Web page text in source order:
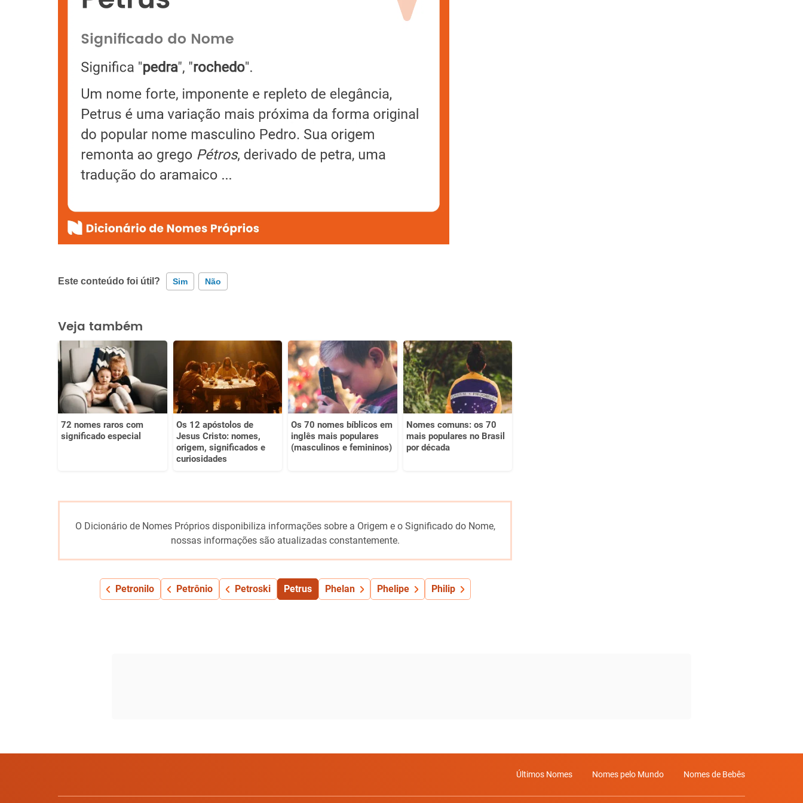
Este conteúdo foi útil? Sim Não
Este conteúdo contém informação incorreta
Este conteúdo não tem a informação que procuro
Outro
Veja também
72 nomes raros com
significado especial
Os 12 apóstolos de
Jesus Cristo: nomes,
origem, significados e
curiosidades
Os 70 nomes bíblicos em
inglês mais populares
(masculinos e femininos)
Nomes comuns: os 70
mais populares no Brasil
por década
O Dicionário de Nomes Próprios disponibiliza informações sobre a Origem e o Significado do Nome,
nossas informações são atualizadas constantemente.
Petronilo Petrônio Petroski Petrus Phelan Phelipe Philip
Últimos Nomes Nomes pelo Mundo Nomes de Bebês